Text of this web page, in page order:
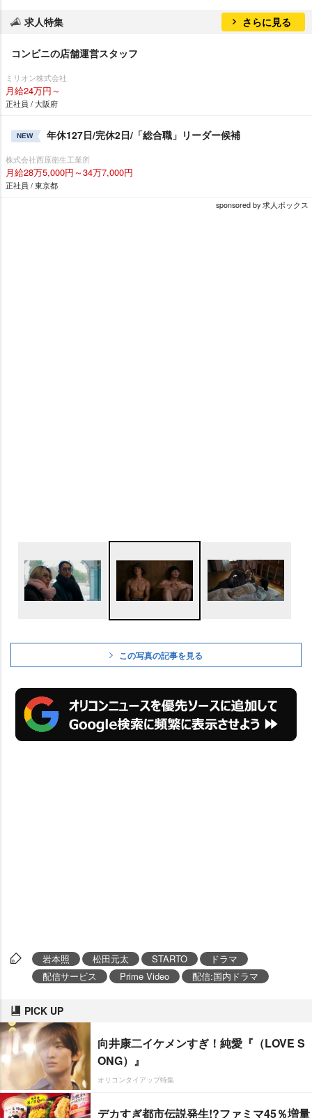
求人特集 さらに見る
コンビニの店舗運営スタッフ
ミリオン株式会社
月給24万円～
正社員 / 大阪府
NEW 年休127日/完休2日/「総合職」リーダー候補
株式会社西原衛生工業所
月給28万5,000円～34万7,000円
正社員 / 東京都
sponsored by 求人ボックス
この写真の記事を見る
本照 松田元太 STARTO
ドラマ
配信サービス
Prime Video 配信:国内ドラマ
PICK UP
向井康二イケメンすぎ！純愛『（LOVE S
ONG）』
オリコンタイアップ特集
デカすぎ都市伝説発生!?ファミマ45％増量